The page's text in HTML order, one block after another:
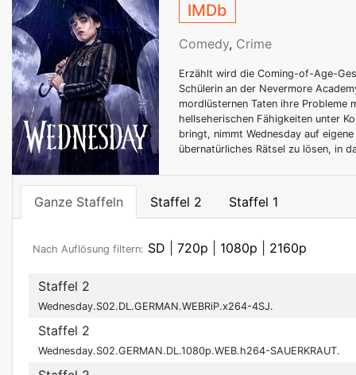
IMDb
Comedy, Crime
Erzählt wird die Coming-of-Age-
Schülerin an der Nevermore
mordlüsternen Taten ihre Probleme
hellseherischen Fähigkeiten unter
bringt, nimmt Wednesday auf
übernatürliches Rätsel zu lösen, in
Ganze Staffeln Staffel 2 Staffel 1
Nach Auflösung filtern: SD 720p 1080p 2160p
Staffel 2
Wednesday.S02.DL.GERMAN.WEBRiP.x264-4SJ.
Staffel 2
Wednesday.S02.GERMAN.DL.1080p.WEB.h264-SAUERKRAUT.